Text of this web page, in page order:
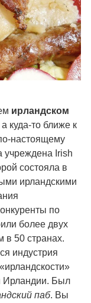
ирландском
куда-то ближе к
настоящему
учреждена Irish
состояла в
ирландскими
по
более двух
в 50 странах.
индустрия
Ирландии. Был
паб. Вы